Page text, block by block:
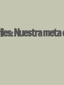
Nuestra